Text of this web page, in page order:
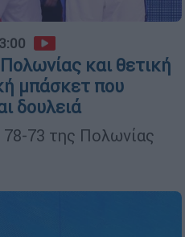
και θετική
μπάσκετ που
δουλειά
73 της Πολωνίας